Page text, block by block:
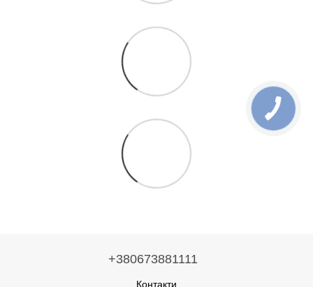
+380673881111
Контакти